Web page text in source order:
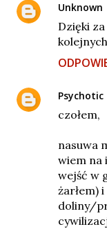
Unknown
Dzięki
Psychotic
czołem,
nasuwa
wiem na
wejść w
żarłem)
doliny/